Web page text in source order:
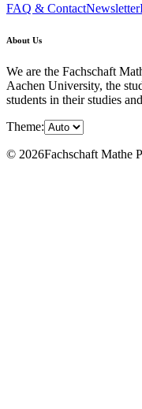
FAQ & ContactNewsletter
About Us
We are the Fachschaft
Aachen University, the
students in their studies
Theme:
© 2026Fachschaft Mathe